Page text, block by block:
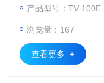
YO东机触摸屏低粘度
产品型号：TV-100E
浏览量：167
查看更多 +